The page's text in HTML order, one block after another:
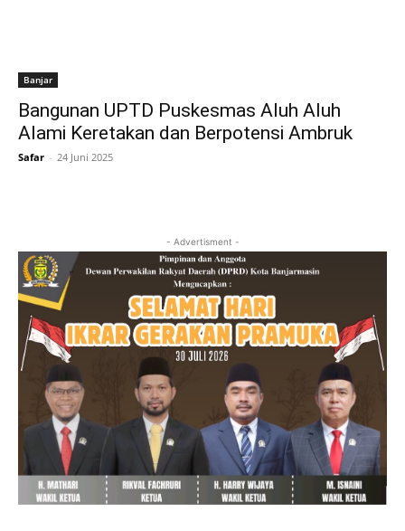
Banjar
Bangunan UPTD Puskesmas Aluh Aluh
Alami Keretakan dan Berpotensi Ambruk
Safar - 24 Juni 2025
- Advertisment -